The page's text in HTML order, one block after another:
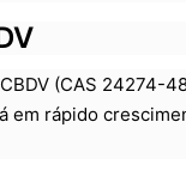
(CAS 24274-
em rápido